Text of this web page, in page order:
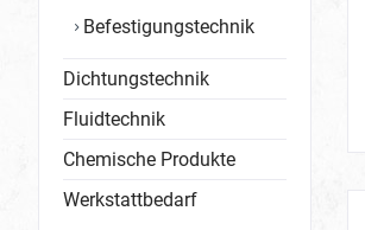
Befestigungstechnik
Dichtungstechnik
Fluidtechnik
Chemische Produkte
Werkstattbedarf